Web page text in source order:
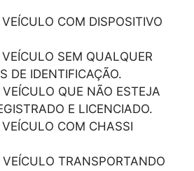
COM DISPOSITIVO
SEM QUALQUER
DE IDENTIFICAÇÃO.
QUE NÃO ESTEJA
E LICENCIADO.
COM CHASSI
TRANSPORTANDO